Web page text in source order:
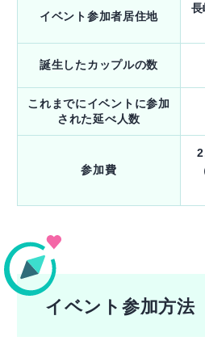
イベント参加者居住地
長
誕生したカップルの数
これまでにイベントに参加
された延べ人数
参加費
イベント参加方法